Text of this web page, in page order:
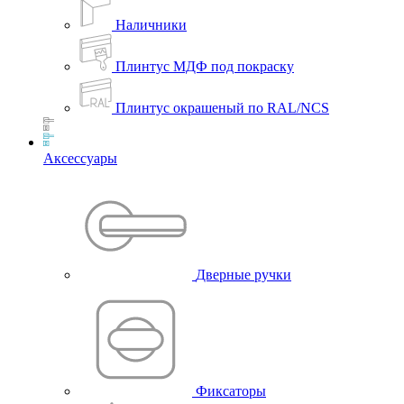
Наличники
Плинтус МДФ под покраску
Плинтус окрашеный по RAL/NCS
Аксессуары
Дверные ручки
Фиксаторы